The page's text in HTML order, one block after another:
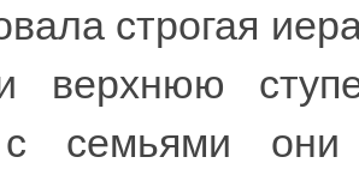
строгая
верхнюю
семьями